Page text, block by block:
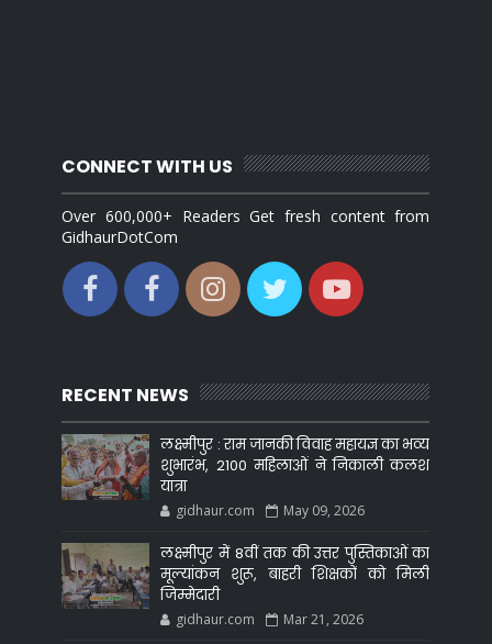
CONNECT WITH US
Over 600,000+ Readers Get fresh content from
GidhaurDotCom
RECENT NEWS
लक्ष्मीपुर : राम जानकी विवाह महायज्ञ का भव्य
शुभारंभ, 2100 महिलाओं ने निकाली कलश
यात्रा
gidhaur.com May 09, 2026
लक्ष्मीपुर में 8वीं तक की उत्तर पुस्तिकाओं का
मूल्यांकन शुरू, बाहरी शिक्षकों को मिली
जिम्मेदारी
gidhaur.com Mar 21, 2026